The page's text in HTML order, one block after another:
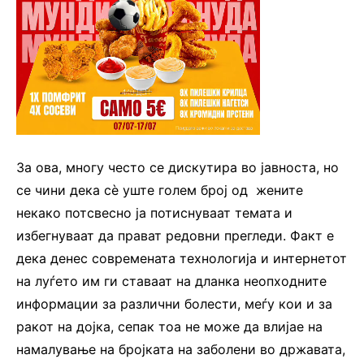
За ова, многу често се дискутира во јавноста, но
се чини дека сѐ уште голем број од жените
некако потсвесно ја потиснуваат темата и
избегнуваат да прават редовни прегледи. Факт е
дека денес современата технологија и интернетот
на луѓето им ги ставаат на дланка неопходните
информации за различни болести, меѓу кои и за
ракот на дојка, сепак тоа не може да влијае на
намалување на бројката на заболени во државата,